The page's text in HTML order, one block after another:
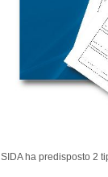
SIDA ha predisposto 2